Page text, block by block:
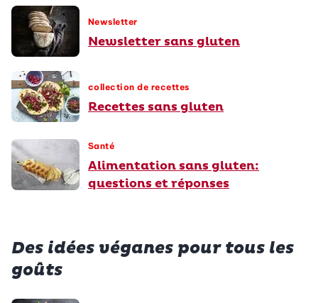
Newsletter
Newsletter sans gluten
collection de recettes
Recettes sans gluten
Santé
Alimentation sans gluten:
questions et réponses
Des idées véganes pour tous les
goûts